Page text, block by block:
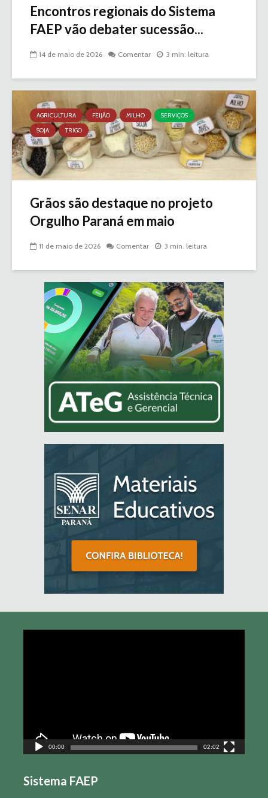
Encontros regionais do Sistema
FAEP vão debater sucessão...
14 de maio de 2026 Comentar 3 min. leitura
AGRICULTURA FEIJÃO MILHO
SERVIÇOS
SOJA
TRIGO
Grãos são destaque no projeto
Orgulho Paraná em maio
11 de maio de 2026 Comentar 3 min. leitura
00:00 02:02
Sistema FAEP